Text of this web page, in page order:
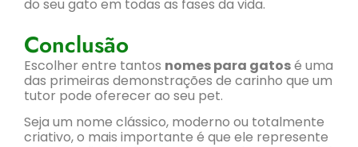
do seu gato em todas as fases da vida.
Conclusão
Escolher entre tantos nomes para gatosé uma
das primeiras demonstrações de carinho que um
tutor pode oferecer ao seu pet.
Seja um nome clássico, moderno ou totalmente
criativo, o mais importante é que ele represente